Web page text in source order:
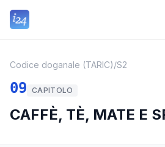
Codice doganale (TARIC)/S2
09 CAPITOLO
CAFFÈ, TÈ, MATE E